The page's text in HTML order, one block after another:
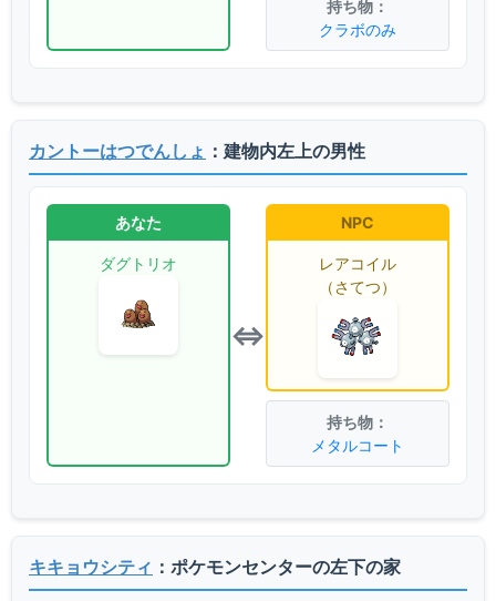
クラボのみ
カントーはつでんしょ ：建物内左上の男性
あなた
ダグトリオ
⇔
NPC
レアコイル
（さてつ）
メタルコート
キキョウシティ ：ポケモンセンターの左下の家